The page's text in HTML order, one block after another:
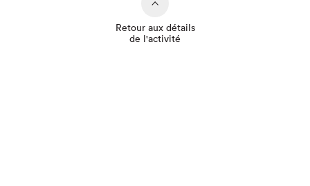
Retour aux détails
de l'activité